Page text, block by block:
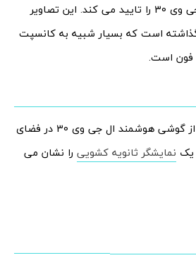
شایعات قبلی درباره ال جی وی 30 را تایید می‌ کند. این تصاویر
است که بسیار شبیه به کانسپت
فون است.
چند روز قبل نیز تصویری از گوشی هوشمند ال جی وی 30 در فضای
یک نمایشگر ثانویه کشویی را نشان می